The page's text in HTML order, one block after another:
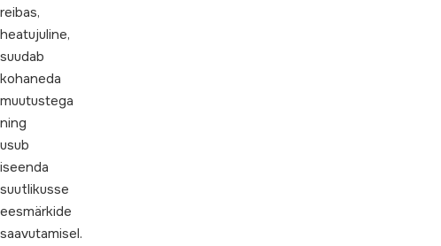
reibas,
heatujuline,
suudab
kohaneda
muutustega
ning
usub
iseenda
suutlikusse
eesmärkide
saavutamisel.